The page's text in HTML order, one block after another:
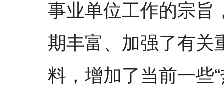
事业单位工作的宗旨
期丰富、加强了有关
料，增加了当前一些